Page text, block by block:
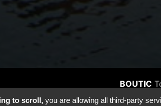
BOUTIC
to scroll,you are allowing all third-party